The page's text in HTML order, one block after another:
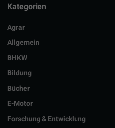
Kategorien
Agrar
Allgemein
BHKW
Bildung
Bücher
E-Motor
Forschung & Entwicklung